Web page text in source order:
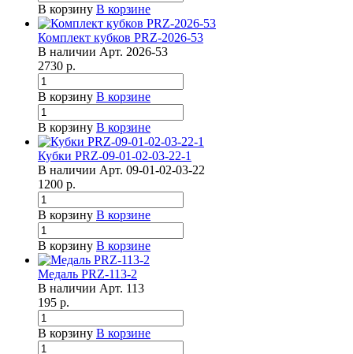
В корзину В корзине
Комплект кубков PRZ-2026-53
В наличии Арт. 2026-53
2730 р.
В корзину В корзине
В корзину В корзине
Кубки PRZ-09-01-02-03-22-1
В наличии Арт. 09-01-02-03-22
1200 р.
В корзину В корзине
В корзину В корзине
Медаль PRZ-113-2
В наличии Арт. 113
195 р.
В корзину В корзине